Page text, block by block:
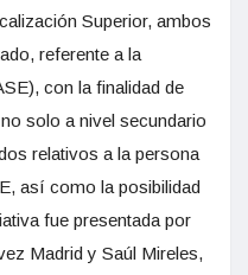
Superior, ambos
referente a la
con la finalidad de
solo a nivel secundario
relativos a la persona
así como la posibilidad
fue presentada por
Madrid y Saúl Mireles,